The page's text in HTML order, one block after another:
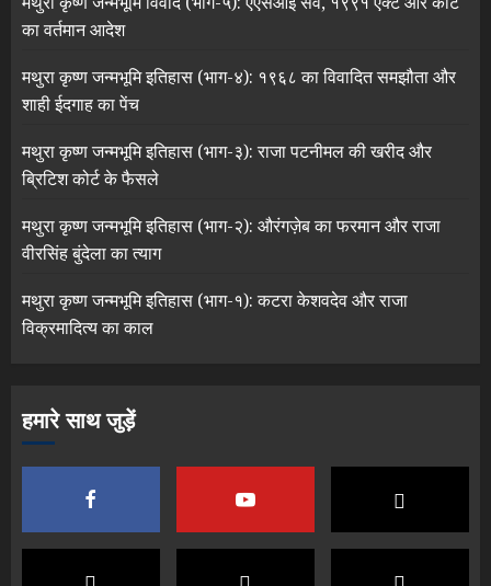
का वर्तमान आदेश
मथुरा कृष्ण जन्मभूमि इतिहास (भाग-४): १९६८ का विवादित समझौता और
शाही ईदगाह का पेंच
मथुरा कृष्ण जन्मभूमि इतिहास (भाग-३): राजा पटनीमल की खरीद और
ब्रिटिश कोर्ट के फैसले
मथुरा कृष्ण जन्मभूमि इतिहास (भाग-२): औरंगज़ेब का फरमान और राजा
वीरसिंह बुंदेला का त्याग
मथुरा कृष्ण जन्मभूमि इतिहास (भाग-१): कटरा केशवदेव और राजा
विक्रमादित्य का काल
हमारे साथ जुड़ें